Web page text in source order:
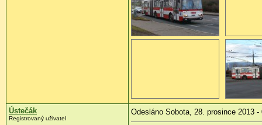
Ústečák
Registrovaný uživatel
Odesláno Sobota, 28. prosince 2013 -